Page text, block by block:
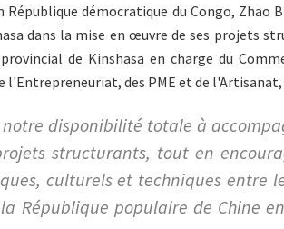
République démocratique du Congo,
dans la mise en œuvre de ses projets
de Kinshasa en charge du
des PME et de l'Artisanat,
notre disponibilité totale à
structurants, tout en
culturels et techniques entre
République populaire de Chine